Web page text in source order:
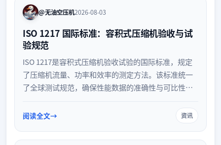
@无油空压机2026-08-03
ISO 1217 国际标准：容积式压缩机验收与试
验规范
ISO 1217是容积式压缩机验收试验的国际标准，规定
了压缩机流量、功率和效率的测定方法。该标准统一
了全球测试规范，确保性能数据的准确性与可比性，
据。
阅读全文 资讯